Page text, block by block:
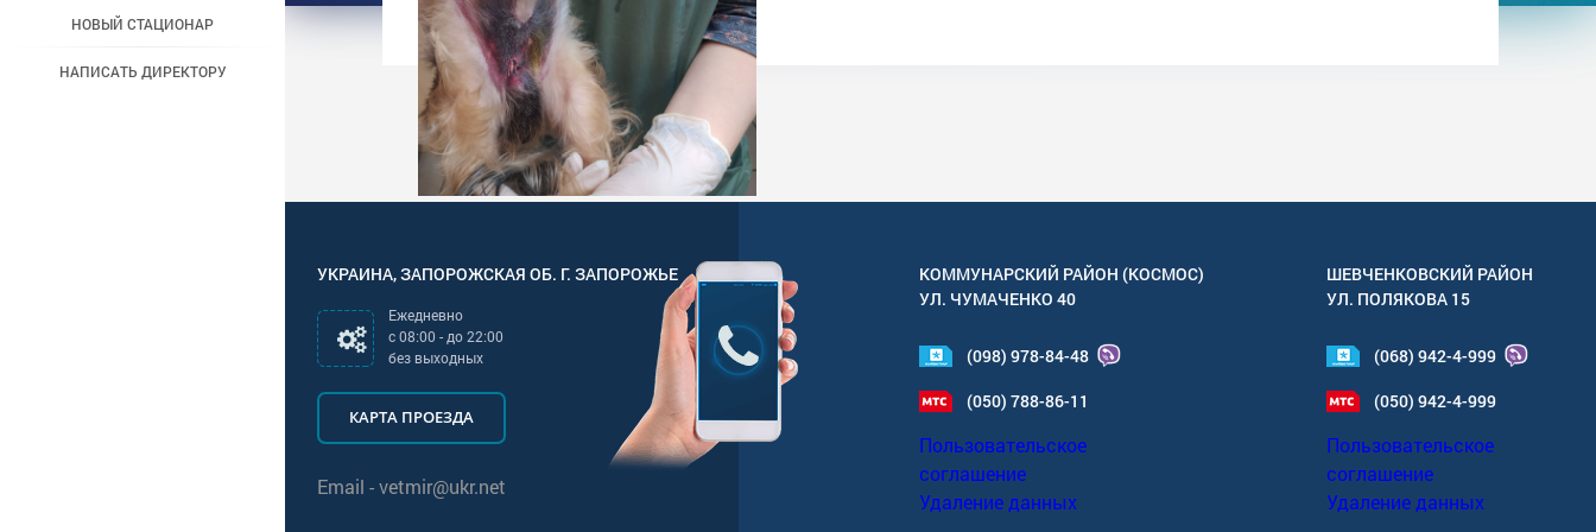
НОВЫЙ СТАЦИОНАР
НАПИСАТЬ ДИРЕКТОРУ
УКРАИНА,ЗАПОРОЖСКАЯ ОБ. Г. ЗАПОРОЖЬЕ
Ежедневно
с08:00 - до22:00
без выходных
КАРТА ПРОЕЗДА
Email -vetmir@ukr.net
КОММУНАРСКИЙ РАЙОН (КОСМОС)
УЛ. ЧУМАЧЕНКО 40
(098) 978-84-48
(050) 788-86-11
Пользовательское
соглашение
Удаление данных
ШЕВЧЕНКОВСКИЙ РАЙОН
УЛ. ПОЛЯКОВА 15
(068) 942-4-999
(050) 942-4-999
Пользовательское
соглашение
Удаление данных